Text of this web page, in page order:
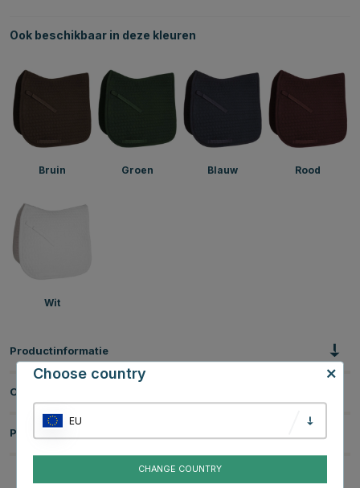
Ook beschikbaar in deze kleuren
Bruin Groen Blauw Rood
Wit
Productinformatie
Over het Merk
Productbeoordelingen
Choose country
EU
CHANGE COUNTRY